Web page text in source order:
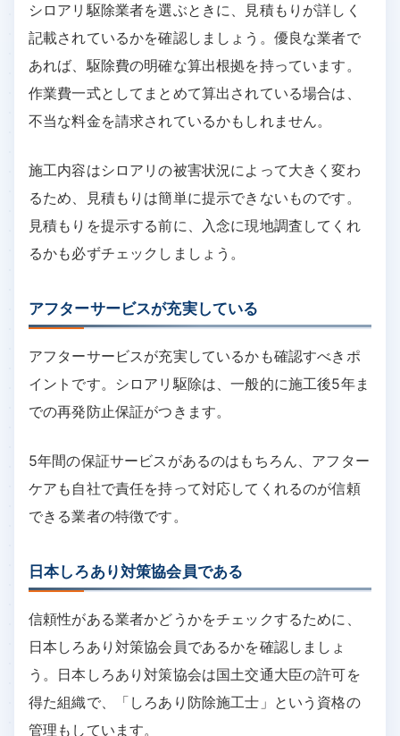
シロアリ駆除業者を選ぶときに、見積もりが詳しく
記載されているかを確認しましょう。優良な業者で
あれば、駆除費の明確な算出根拠を持っています。
作業費一式としてまとめて算出されている場合は、
不当な料金を請求されているかもしれません。
施工内容はシロアリの被害状況によって大きく変わ
るため、見積もりは簡単に提示できないものです。
見積もりを提示する前に、入念に現地調査してくれ
るかも必ずチェックしましょう。
アフターサービスが充実している
アフターサービスが充実しているかも確認すべきポ
イントです。シロアリ駆除は、一般的に施工後5年ま
での再発防止保証がつきます。
5年間の保証サービスがあるのはもちろん、アフター
ケアも自社で責任を持って対応してくれるのが信頼
できる業者の特徴です。
日本しろあり対策協会員である
信頼性がある業者かどうかをチェックするために、
日本しろあり対策協会員であるかを確認しましょ
う。日本しろあり対策協会は国土交通大臣の許可を
得た組織で、「しろあり防除施工士」という資格の
管理もしています。